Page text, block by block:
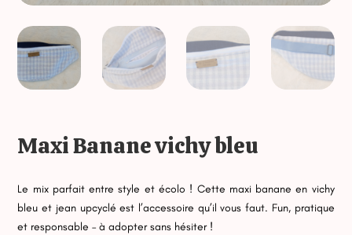
Maxi Banane vichy bleu
Le mix parfait entre style et écolo ! Cette maxi banane en vichy
bleu et jean upcyclé est l’accessoire qu’il vous faut. Fun, pratique
et responsable – à adopter sans hésiter !